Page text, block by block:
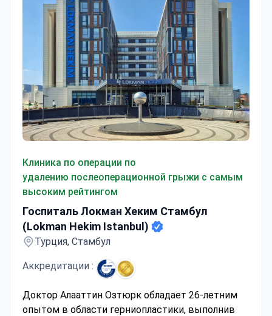
Клиника по операции по
удалению послеоперационной грыжи с самым
высоким рейтингом
Госпиталь Локман Хеким Стамбул
(Lokman Hekim Istanbul)
Турция, Стамбул
Аккредитации :
Доктор Алааттин Озтюрк обладает 26-летним
опытом в области герниопластики, выполнив